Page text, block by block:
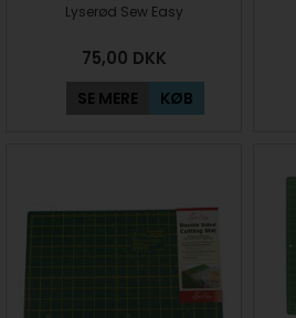
Lyserød Sew Easy
75,00 DKK
SE MERE KØB